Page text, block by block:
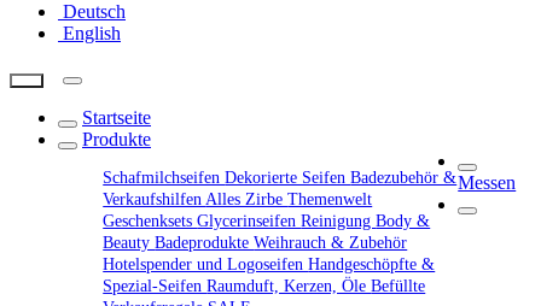
Deutsch
English
Startseite
Produkte
SchafmilchseifenDekorierte SeifenBadezubehör &
Verkaufshilfen Alles ZirbeThemenwelt
GeschenksetsGlycerinseifenReinigungBody &
BeautyBadeprodukteWeihrauch & Zubehör
Hotelspender und LogoseifenHandgeschöpfte &
Spezial-SeifenRaumduft, Kerzen, ÖleBefüllte
Messen